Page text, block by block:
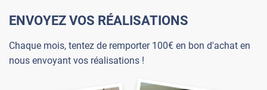
ENVOYEZ VOS RÉALISATIONS
Chaque mois, tentez de remporter 100€ en bon d'achat en
nous envoyant vos réalisations !